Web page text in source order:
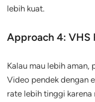
lebih kuat.
Approach 4: VHS
Kalau mau lebih aman,
Video pendek dengan
rate lebih tinggi